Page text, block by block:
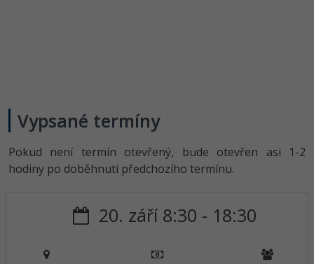
Vypsané termíny
Pokud není termín otevřený, bude otevřen asi 1-2
hodiny po doběhnutí předchozího termínu.
20. září 8:30 - 18:30